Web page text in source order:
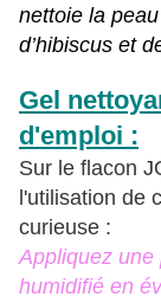
nettoie la
d’hibiscus et
Gel
d'emploi :
Sur le flacon
l'utilisation de
curieuse :
Appliquez une
humidifié en